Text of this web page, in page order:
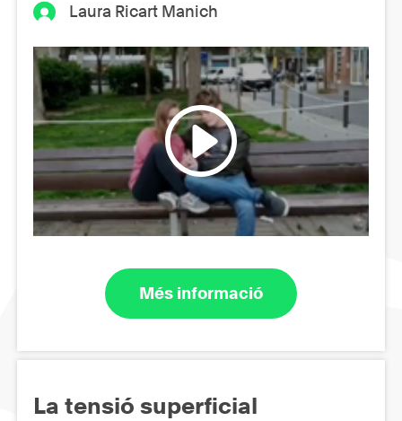
Laura Ricart Manich
Més informació
La tensió superficial